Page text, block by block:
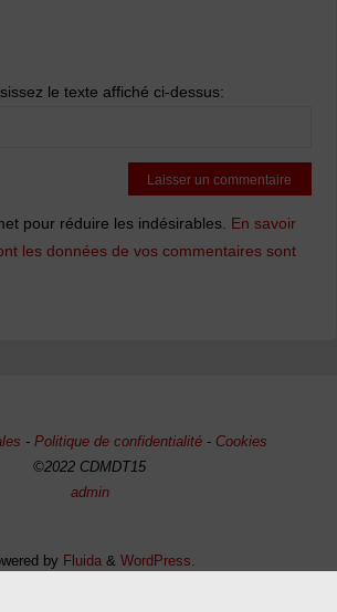
le texte affiché ci-dessus:
pour réduire les indésirables. En savoir
les données de vos commentaires sont
-Politique de confidentialité- Cookies
©2022 CDMDT15
admin
by Fluida & WordPress.